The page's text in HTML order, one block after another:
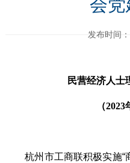
会党
发布时间
民营经济人士
（2023
杭州市工商联积极实施“